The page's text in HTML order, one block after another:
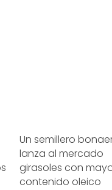
Un semillero
lanza al mercado
girasoles con
contenido oleico